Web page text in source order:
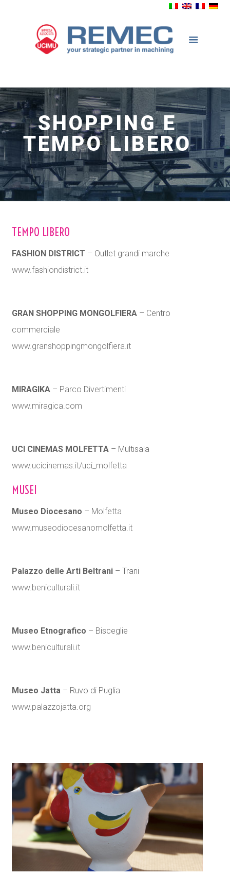
SHOPPING E
TEMPO LIBERO
TEMPO LIBERO
FASHION DISTRICT – Outlet grandi marche
www.fashiondistrict.it
GRAN SHOPPING MONGOLFIERA– Centro
commerciale
www.granshoppingmongolfiera.it
MIRAGIKA – Parco Divertimenti
www.miragica.com
UCI CINEMAS MOLFETTA– Multisala
www.ucicinemas.it/uci_molfetta
MUSEI
Museo Diocesano – Molfetta
www.museodiocesanomolfetta.it
Palazzo delle Arti Beltrani– Trani
www.beniculturali.it
Museo Etnografico – Bisceglie
www.beniculturali.it
Museo Jatta– Ruvo di Puglia
www.palazzojatta.org